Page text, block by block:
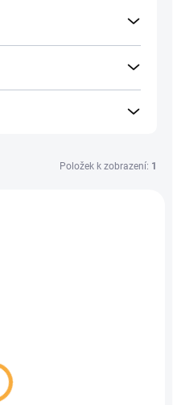
Položek k zobrazení: 1